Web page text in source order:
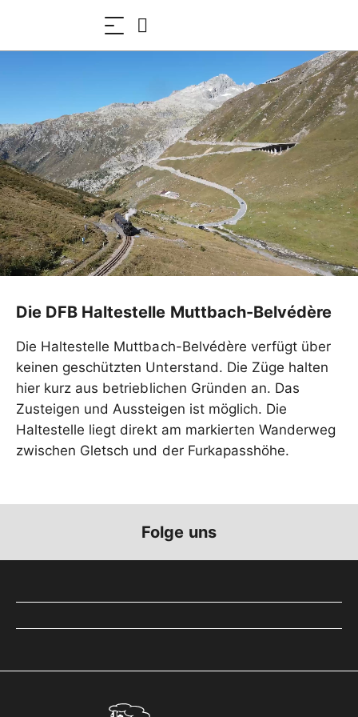
Die DFB Haltestelle Muttbach-Belvédère
Die Haltestelle Muttbach-Belvédère verfügt über
keinen geschützten Unterstand. Die Züge halten
hier kurz aus betrieblichen Gründen an. Das
Zusteigen und Aussteigen ist möglich. Die
Haltestelle liegt direkt am markierten Wanderweg
zwischen Gletsch und der Furkapasshöhe.
Folge uns